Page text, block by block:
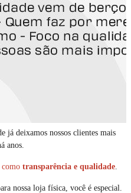
já deixamos nossos clientes mais
anos.
como transparência e qualidade.
nossa loja física, você é especial.